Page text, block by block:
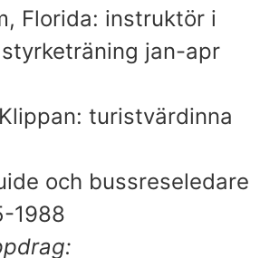
Florida: instruktör i
jan-apr
turistvärdinna
och bussreseledare
1988